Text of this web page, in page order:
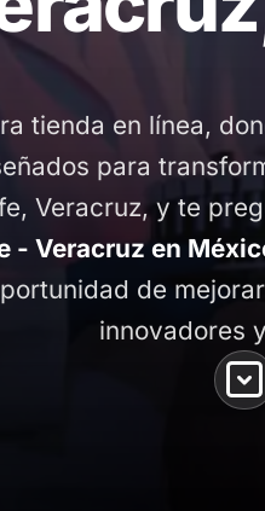
tienda en línea,
para
Veracruz, y te
- Veracruz en
de
innovadores